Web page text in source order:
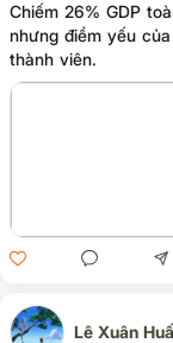
Chiếm 26% GDP
nhưng điểm yếu
thành viên.
Lê Xuân